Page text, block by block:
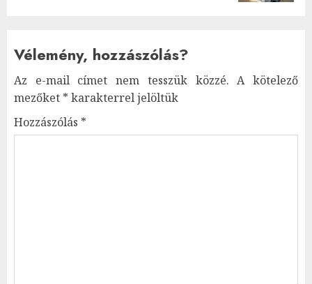
Vélemény, hozzászólás?
Az e-mail címet nem tesszük közzé. A kötelező
mezőket * karakterrel jelöltük
Hozzászólás *